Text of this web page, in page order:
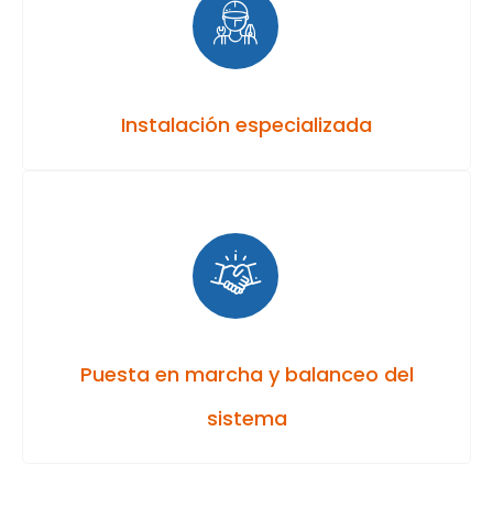
Instalación especializada
Puesta en marcha y balanceo del
sistema